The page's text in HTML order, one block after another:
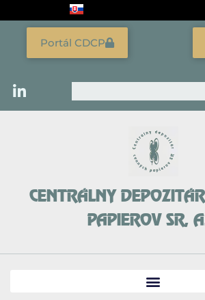
Vyhľadať
Portál CDCP
CENTRÁLNY DEPOZITÁR
PAPIEROV SR,